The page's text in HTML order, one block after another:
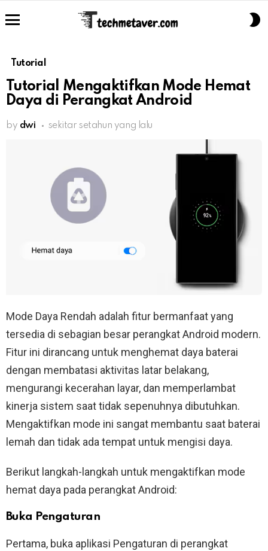
Tutorial
Tutorial Mengaktifkan Mode Hemat
Daya di Perangkat Android
by dwi sekitar setahun yang lalu
Mode Daya Rendah adalah fitur bermanfaat yang
tersedia di sebagian besar perangkat Android modern.
Fitur ini dirancang untuk menghemat daya baterai
dengan membatasi aktivitas latar belakang,
mengurangi kecerahan layar, dan memperlambat
kinerja sistem saat tidak sepenuhnya dibutuhkan.
Mengaktifkan mode ini sangat membantu saat baterai
lemah dan tidak ada tempat untuk mengisi daya.
Berikut langkah-langkah untuk mengaktifkan mode
hemat daya pada perangkat Android:
Buka Pengaturan
Pertama, buka aplikasi Pengaturan di perangkat